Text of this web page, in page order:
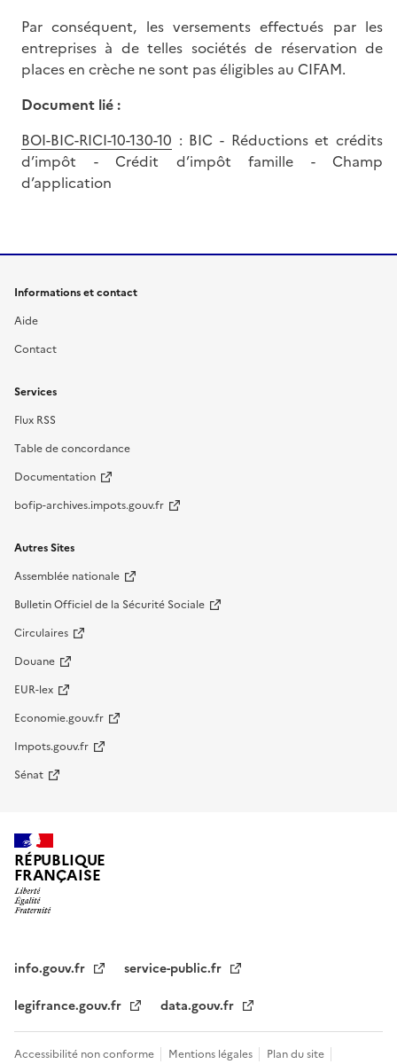
Par conséquent, les versements effectués par les
entreprises à de telles sociétés de réservation de
places en crèche ne sont pas éligibles au CIFAM.
Document lié :
BOI-BIC-RICI-10-130-10 : BIC - Réductions et crédits
d’impôt - Crédit d’impôt famille - Champ
d’application
Informations et contact
Aide
Contact
Services
Flux RSS
Table de concordance
Documentation
bofip-archives.impots.gouv.fr
Autres Sites
Assemblée nationale
Bulletin Officiel de la Sécurité Sociale
Circulaires
Douane
EUR-lex
Economie.gouv.fr
Impots.gouv.fr
Sénat
RÉPUBLIQUE
FRANÇAISE
info.gouv.fr
service-public.fr
legifrance.gouv.fr
data.gouv.fr
Accessibilité non conforme Mentions légales Plan du site